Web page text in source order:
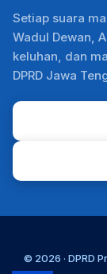
Setiap suara
Wadul Dewan,
keluhan, dan
DPRD Jawa
© 2026 · DPRD